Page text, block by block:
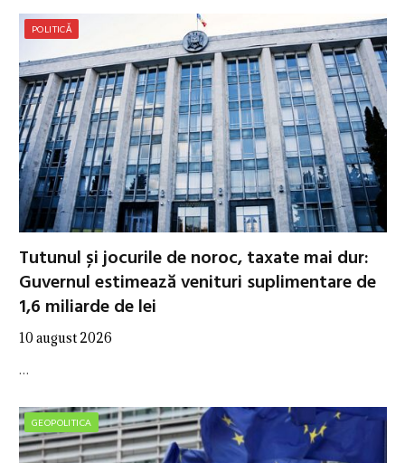
POLITICĂ
Tutunul și jocurile de noroc, taxate mai dur:
Guvernul estimează venituri suplimentare de
1,6 miliarde de lei
10 august 2026
…
GEOPOLITICA